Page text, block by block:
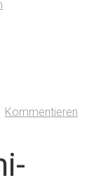
Kommentieren